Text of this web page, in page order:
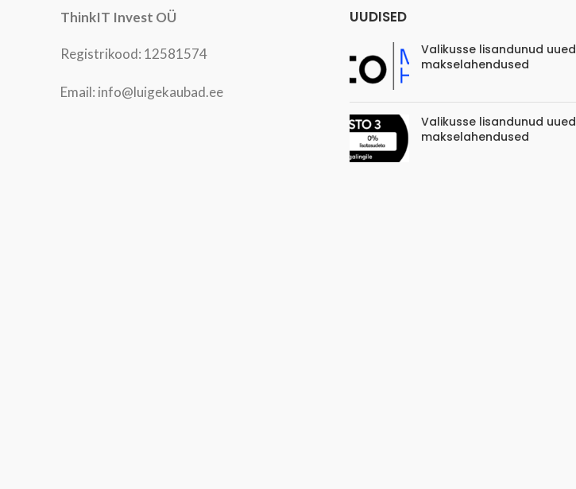
ThinkIT Invest OÜ
Registrikood: 12581574
Email: info@luigekaubad.ee
UUDISED
Valikusse lisandunud uued
makselahendused
Valikusse lisandunud uued
makselahendused